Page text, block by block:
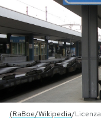
NEWSLETTER
I MIEI PREFERITI
SHOP
(RaBoe/Wikipedia/Licenza